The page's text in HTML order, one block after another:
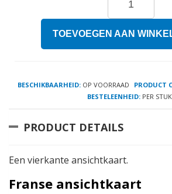
TOEVOEGEN AAN
BESCHIKBAARHEID: OP VOORRAAD PRODUCT
BESTELEENHEID: PER STUK
PRODUCT DETAILS
Een vierkante ansichtkaart.
Franse ansichtkaart